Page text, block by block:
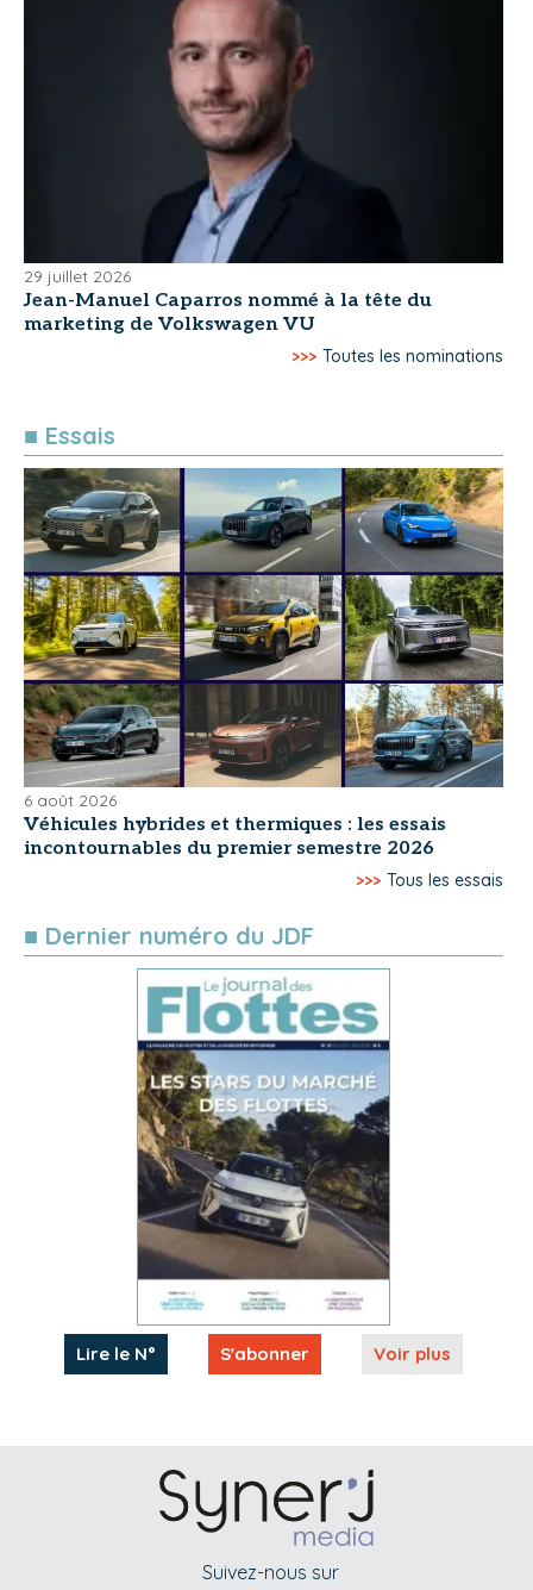
29 juillet 2026
Jean-Manuel Caparros nommé à la tête du
marketing de Volkswagen VU
>>> Toutes les nominations
■ Essais
6 août 2026
Véhicules hybrides et thermiques : les essais
incontournables du premier semestre 2026
>>> Tous les essais
■ Dernier numéro du JDF
Lire le N° S'abonner Voir plus
Suivez-nous sur